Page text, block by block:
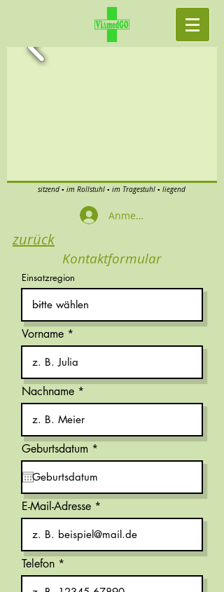
sitzend ▪ im Rollstuhl ▪ im Tragestuhl ▪ liegend
Anmelden
zurück
Kontaktformular
Einsatzregion
Vorname
Nachname
Geburtsdatum *
e
i
r
e
E-Mail-Adresse
Telefon